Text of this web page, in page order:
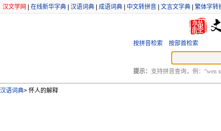
汉文学网 在线新华字典 汉语词典 成语词典 中文转拼音 文言文字典 繁体字转
按拼音检索 按部首检索
提示： 支持拼音查询，例：“wen
汉语词典> 怀人的解释